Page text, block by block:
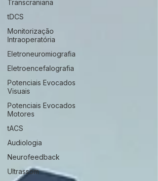
Transcraniana
tDCS
Monitorização
Intraoperatória
Eletroneuromiografia
Eletroencefalografia
Potenciais Evocados
Visuais
Potenciais Evocados
Motores
tACS
Audiologia
Neurofeedback
Ultrassom